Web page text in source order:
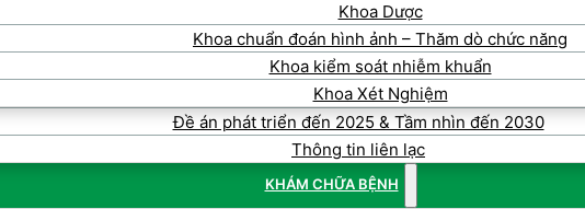
Khoa Dược
Khoa chuẩn đoán hình ảnh – Thăm dò chức năng
Khoa kiểm soát nhiễm khuẩn
Khoa Xét Nghiệm
Đề án phát triển đến 2025 & Tầm nhìn đến 2030
Thông tin liên lạc
KHÁM CHỮA BỆNH